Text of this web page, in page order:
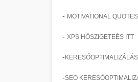
- MOTIVATIONAL QUOTES
- XPS HŐSZIGETEÉS ITT
- KERESŐOPTIMALIZÁLÁS
-SEO